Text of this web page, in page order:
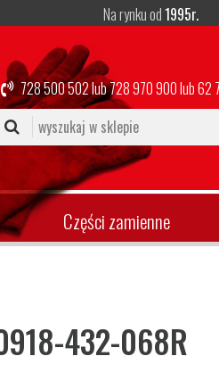
Na rynku od1995r.
728 500 502lub728 970 900lub62
Części zamienne
432-068R